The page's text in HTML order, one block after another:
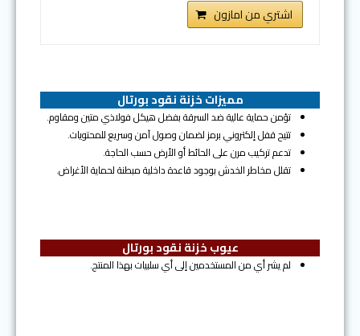
اشتري من امازون
مميزات خزنة نقود بورتال
تؤمن حماية عالية ضد السرقة بفضل هيكل فولاذي متين ومقاوم.
تتيح قفل إلكتروني برمز لضمان وصول آمن وسريع للمحتويات.
تدعم تركيب مرن على الحائط أو الأرض حسب الحاجة.
تقلل مخاطر الخدش بوجود قاعدة داخلية مبطنة لحماية الأغراض.
عيوب خزنة نقود بورتال
لم يشر أي من المستخدمين إلى أي سلبيات بهذا المنتج.